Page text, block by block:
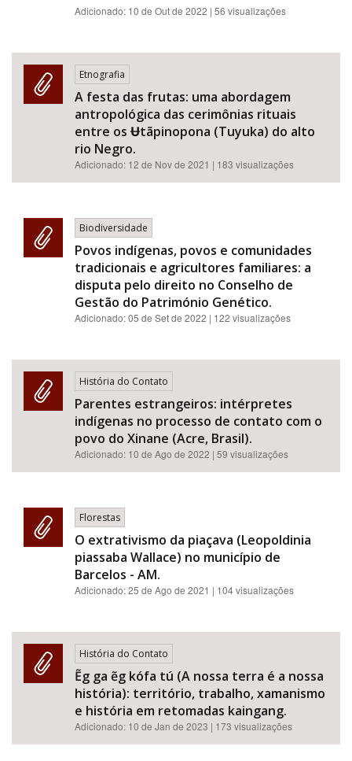
Adicionado: 10 de Out de 2022 | 56 visualizações
Etnografia
A festa das frutas: uma abordagem
antropológica das cerimônias rituais
entre os Ʉtãpinopona (Tuyuka) do alto
rio Negro.
Adicionado: 12 de Nov de 2021 | 183 visualizações
Biodiversidade
Povos indígenas, povos e comunidades
tradicionais e agricultores familiares: a
disputa pelo direito no Conselho de
Gestão do Património Genético.
Adicionado:05 de Set de 2022 | 122 visualizações
História do Contato
Parentes estrangeiros: intérpretes
indígenas no processo de contato com o
povo do Xinane (Acre, Brasil).
Adicionado: 10 de Ago de 2022 | 59 visualizações
Florestas
O extrativismo da piaçava (Leopoldinia
piassaba Wallace) no município de
Barcelos - AM.
Adicionado:25 de Ago de 2021 | 104 visualizações
História do Contato
Ẽg ga ẽg kófa tú (A nossa terra é a nossa
história): território, trabalho, xamanismo
e história em retomadas kaingang.
Adicionado: 10 de Jan de 2023 | 173 visualizações